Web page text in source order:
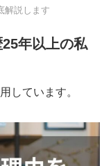
解説します
年以上の私
しています。